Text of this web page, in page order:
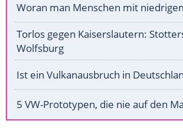
Woran man Menschen mit
Torlos gegen Kaiserslautern:
Wolfsburg
Ist ein Vulkanausbruch in
5 VW-Prototypen, die nie auf den